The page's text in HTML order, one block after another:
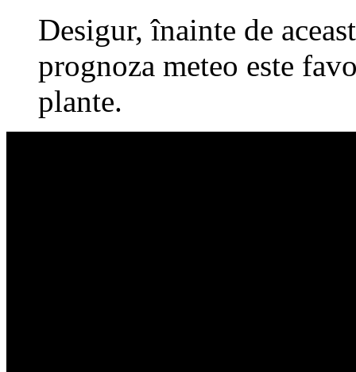
Desigur, înainte de
prognoza meteo este
plante.